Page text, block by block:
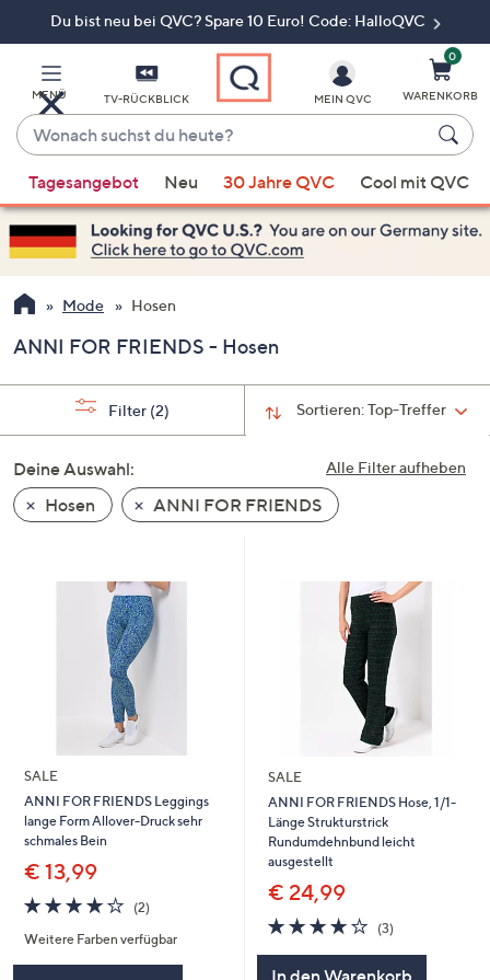
Du bist neu bei QVC? Spare 10 Euro! Code: HalloQVC
MENÜ TV-RÜCKBLICK
Wonach
suchst
du
heute?
Vorschläge
verfügbar
sind,
verwenden
Sie
Pfeiltasten
nach
und
nach
unten
oder
um
diese
anzuzeigen.
MEIN QVC
0
WARENKORB
Tagesangebot Neu 30 Jahre QVC Cool mit QVC
Mode Hosen
ANNI FOR FRIENDS - Hosen
Sortieren:Top-Treffer
Filter (2)
Alle Filter aufheben
Deine Auswahl:
Hosen
ANNI FOR FRIENDS
SALE
ANNI FOR FRIENDS Leggings
lange Form Allover-Druck sehr
schmales Bein
€ 13,99
4.0
von
5
(2)2
Weitere Farben verfügbar
SALE
ANNI FOR FRIENDS Hose, 1/1-
Länge Strukturstrick
Rundumdehnbund leicht
ausgestellt
€ 24,99
3.7
von
(3)3